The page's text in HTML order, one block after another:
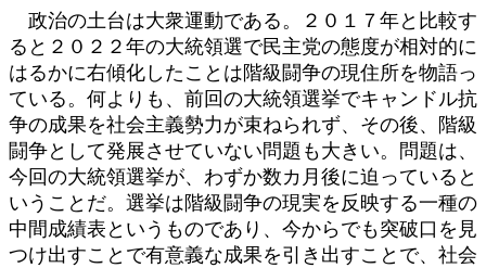
政治の土台は大衆運動である。２０１７年と比較す
ると２０２２年の大統領選で民主党の態度が相対的に
はるかに右傾化したことは階級闘争の現住所を物語っ
ている。何よりも、前回の大統領選挙でキャンドル抗
争の成果を社会主義勢力が束ねられず、その後、階級
闘争として発展させていない問題も大きい。問題は、
今回の大統領選挙が、わずか数カ月後に迫っていると
いうことだ。選挙は階級闘争の現実を反映する一種の
中間成績表というものであり、今からでも突破口を見
つけ出すことで有意義な成果を引き出すことで、社会